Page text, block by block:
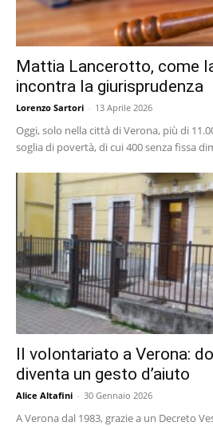
Mattia Lancerotto, come
incontra la giurisprudenza
Lorenzo Sartori - 13 Aprile 2026
Oggi, solo nella città di Verona, più di
soglia di povertà, di cui 400 senza fissa
Il volontariato a Verona:
diventa un gesto d’aiuto
Alice Altafini - 30 Gennaio 2026
A Verona dal 1983, grazie a un Decreto